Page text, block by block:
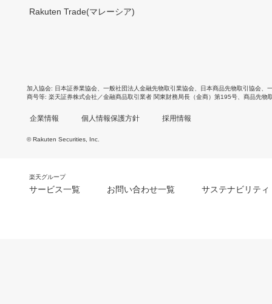
Rakuten Trade(マレーシア)
加入協会 日本証券業協会 一般社団法人金融先物取引業協会 日本商品先物取引協会
商号等 楽天証券株式会社／金融商品取引業者 関東財務局長（金商）第195号、商品先物
企業情報 個人情報保護方針 採用情報
© Rakuten Securities, Inc.
楽天グループ
サービス一覧 お問い合わせ一覧 サステナビリティ